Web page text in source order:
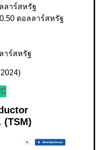
ลาร์สหรัฐ
0.50 ดอลลาร์สหรัฐ
าร์สหรัฐ
(TSM)